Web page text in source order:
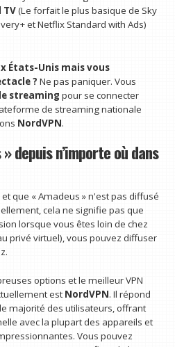
TV(Le forfait le plus basique de Sky
et Netflix Standard with Ads)
États-Unis mais vous
? Ne pas paniquer. Vous
streaming pour se connecter
de streaming nationale
NordVPN.
depuis n’importe où dans
que « Amadeus » n'est pas diffusé
cela ne signifie pas que
lorsque vous êtes loin de chez
privé virtuel), vous pouvez diffuser
options et le meilleur VPN
est NordVPN. Il répond
majorité des utilisateurs, offrant
avec la plupart des appareils et
Vous pouvez